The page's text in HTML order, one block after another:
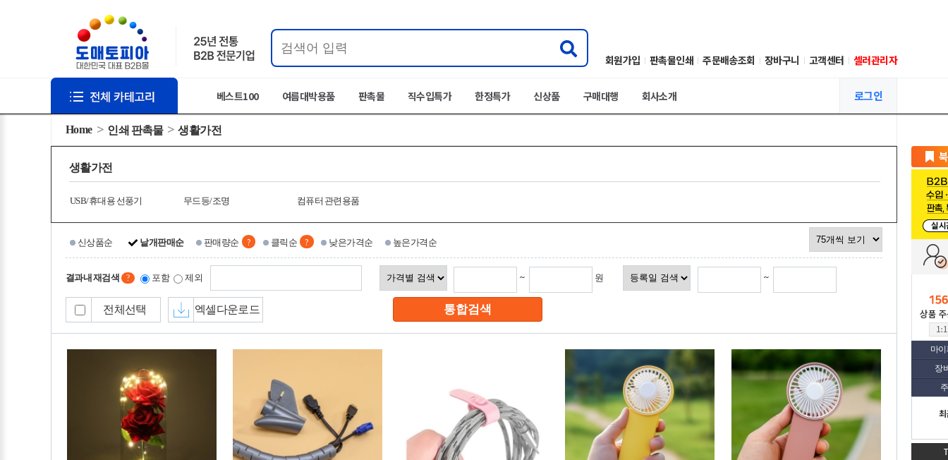
회원가입 판촉물인쇄 주문배송조회 장바구니 고객센터 셀러관리자
베스트100 여름대박용품 판촉물 직수입특가 한정특가 신상품 구매대행 회사소개 로그인
마
장
Home 인쇄 판촉물 생활가전
생활가전
USB/휴대용 선풍기 무드등/조명 컴퓨터 관련용품
신상품순 낱개판매순 판매량순 ? 클릭순 ? 낮은가격순 높은가격순
결과내 재검색 ? 포함 제외 ~ 원 ~
전체선택 엑셀다운로드